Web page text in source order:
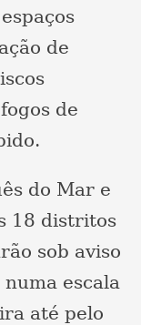
de
de
do Mar e
18 distritos
sob aviso
escala
até pelo